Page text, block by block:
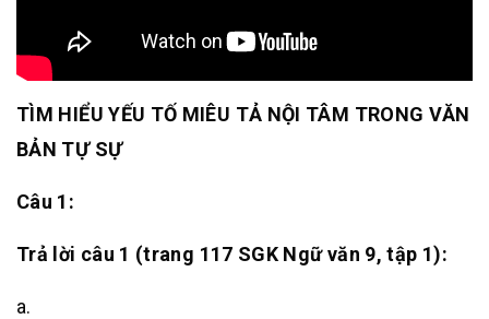
TÌM HIỂU YẾU TỐ MIÊU TẢ NỘI TÂM TRONG VĂN
BẢN TỰ SỰ
Câu 1:
Trả lời câu 1 (trang 117 SGK Ngữ văn 9, tập 1):
a.